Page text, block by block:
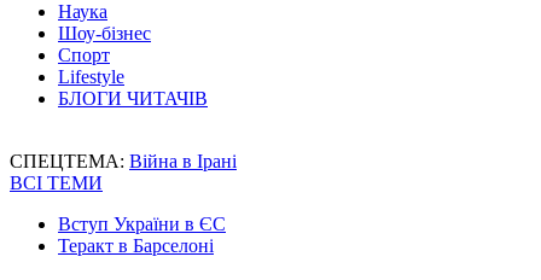
Наука
Шоу-бізнес
Спорт
Lifestyle
БЛОГИ ЧИТАЧІВ
СПЕЦТЕМА: Війна в Ірані
ВСІ ТЕМИ
Вступ України в ЄС
Теракт в Барселоні